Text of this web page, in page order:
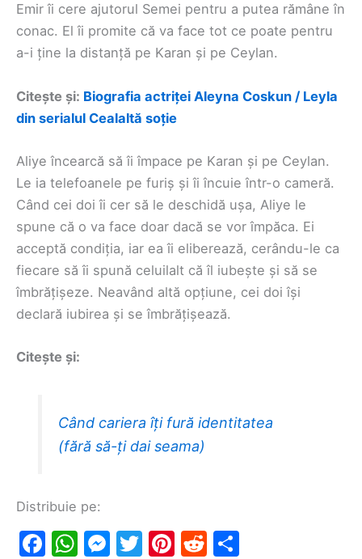
Emir îi cere ajutorul Semei pentru a putea rămâne în
conac. El îi promite că va face tot ce poate pentru
a-i ține la distanță pe Karan și pe Ceylan.
Citește și: Biografia actriței Aleyna Coskun / Leyla
din serialul Cealaltă soție
Aliye încearcă să îi împace pe Karan și pe Ceylan.
Le ia telefoanele pe furiș și îi încuie într-o cameră.
Când cei doi îi cer să le deschidă ușa, Aliye le
spune că o va face doar dacă se vor împăca. Ei
acceptă condiția, iar ea îi eliberează, cerându-le ca
fiecare să îi spună celuilalt că îl iubește și să se
îmbrățișeze. Neavând altă opțiune, cei doi își
declară iubirea și se îmbrățișează.
Citește și:
Când cariera îți fură identitatea
(fără să-ți dai seama)
Distribuie pe:
F
W M T
Pi R